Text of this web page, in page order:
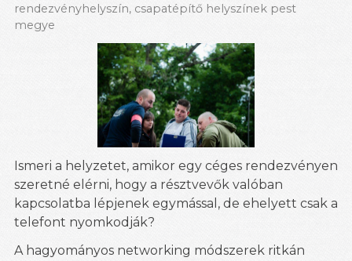
rendezvényhelyszín, csapatépítő helyszínek pest
megye
Ismeri a helyzetet, amikor egy céges rendezvényen
szeretné elérni, hogy a résztvevők valóban
kapcsolatba lépjenek egymással, de ehelyett csak a
telefont nyomkodják?
A hagyományos networking módszerek ritkán